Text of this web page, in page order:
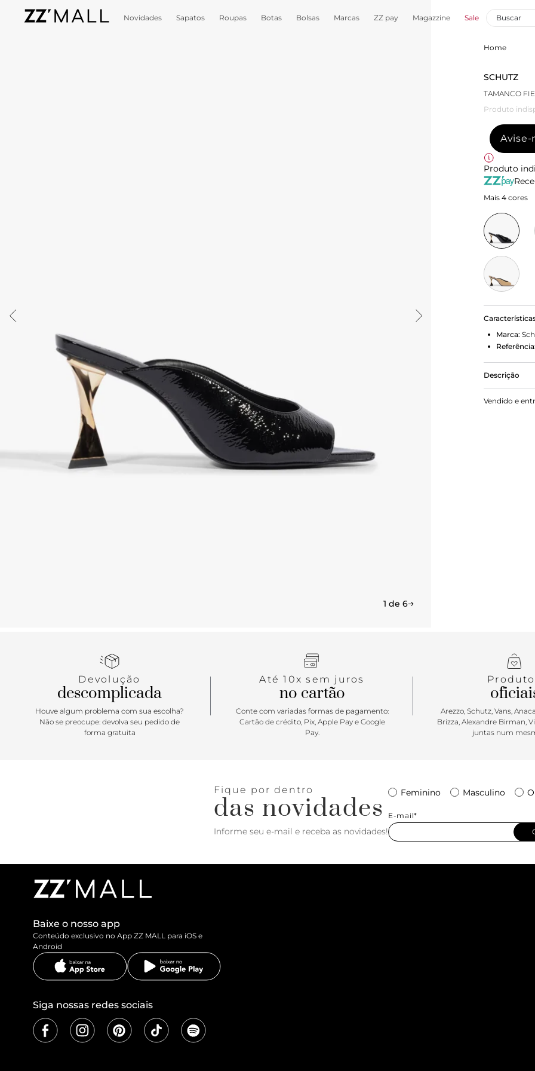
Novidades Sapatos Roupas Botas Bolsas Marcas ZZ pay Magazzine Sale
1 de 6
Home
SCHUTZ
TAMANCO
Produto
Avise-
Produto
Mais 4 cores
Marca:
Referência:
Descrição
Esse
em verniz,
Vendido e
Devolução
descomplicada
Houve algum problema com sua escolha?
Não se preocupe: devolva seu pedido de
forma gratuita
Até 10x sem juros
no cartão
Conte com variadas formas de pagamento:
Cartão de crédito, Pix, Apple Pay e Google
Pay.
Arezzo, Schutz, Vans,
Brizza, Alexandre Birman,
juntas num
Fique por dentro
das novidades
Informe seu e-mail e receba as novidades!
Feminino Masculino
E-mail*
Baixe o nosso app
Conteúdo exclusivo no App ZZ MALL para iOS e
Android
Siga nossas redes sociais